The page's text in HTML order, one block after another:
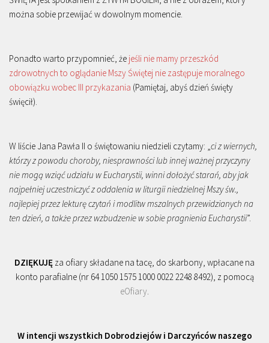
można sobie przewijać w dowolnym momencie.
Ponadto warto przypomnieć, że jeśli nie mamy przeszkód
zdrowotnych to oglądanie Mszy Świętej nie zastępuje moralnego
obowiązku wobec III przykazania (Pamiętaj, abyś dzień święty
święcił).
W liście Jana Pawła II o świętowaniu niedzieli czytamy: „ci z wiernych,
którzy z powodu choroby, niesprawności lub innej ważnej przyczyny
nie mogą wziąć udziału w Eucharystii, winni dołożyć starań, aby jak
najpełniej uczestniczyć z oddalenia w liturgii niedzielnej Mszy św.,
najlepiej przez lekturę czytań i modlitw mszalnych przewidzianych na
ten dzień, a także przez wzbudzenie w sobie pragnienia Eucharystii”.
DZIĘKUJĘ za ofiary składane na tacę, do skarbony, wpłacane na
konto parafialne (nr 64 1050 1575 1000 0022 2248 8492), z pomocą
eOfiary.
W intencji wszystkich Dobrodziejów i Darczyńców naszego